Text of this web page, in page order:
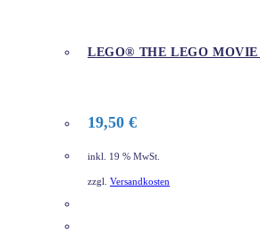
LEGO® THE LEGO MOVIE
19,50 €
inkl. 19 % MwSt.
zzgl. Versandkosten